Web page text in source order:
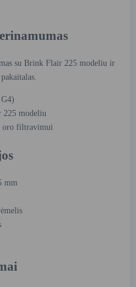
su Brink Flair 225 modeliu ir
225 modeliu
oro filtravimui
mm